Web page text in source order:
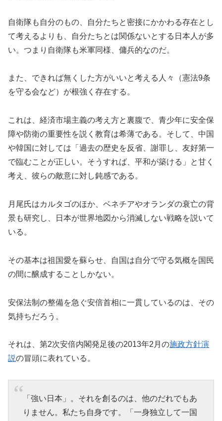
自衛隊も自分のもの、自分たちと密接にかかわる存在とし
て考えるよりも、自分たちとは関係ないとする日本人が多
い。つまり自衛隊も米軍同様、傭兵的なのだ。
また、できれば無くした方がいいと考える人々（憲法9条
を守る会など）が根強く存在する。
これは、経済市場主義の考え方と裏腹で、青少年に安全保
障や防衛の重要性を説く教育は希薄である。そして、中国
や韓国に対しては「過去の歴史を反省、謝罪し、友好第一
で臨むことが正しい。そうすれば、平和が築ける」と甘く
考え、彼らの敵意に対し鈍感である。
月尾氏はカルタゴのほか、ベネチアやオランダの衰亡の背
景も研究し、日本が世界地図から消滅しない戦略を説いて
いる。
その基本は祖国愛を蘇らせ、自国は自分で守る気概を国民
の間に醸成することしかない。
安保法制の整備を急ぐ安倍首相に一貫しているのは、その
気持ちだろう。
それは、第2次安倍内閣発足後の2013年2月の施政方針演
説の冒頭に表れている。
「強い日本」。それを創るのは、他のだれでもあ
りません。私たち自身です。「一身独立して一国